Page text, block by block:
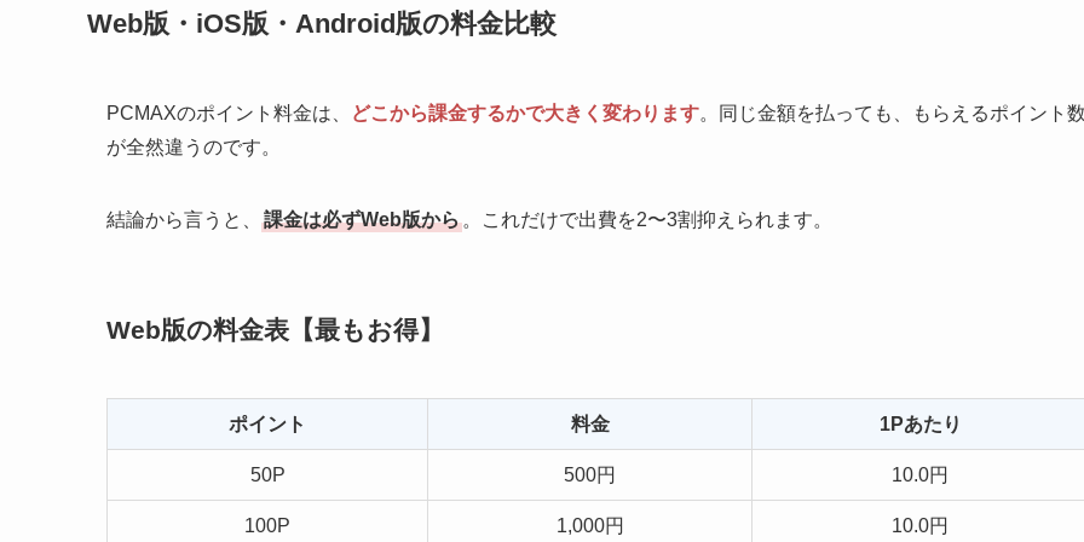
Web版・iOS版・Android版の料金比較
PCMAXのポイント料金は、 どこから課金するかで大きく変わります。同じ金額を払っても、もらえるポイント
が全然違うのです。
結論から言うと、 課金は必ずWeb版から 。これだけで出費を2〜3割抑えられます。
Web版の料金表【最もお得】
ポイント 料金 1Pあたり
50P 500円 10.0円
100P 1,000円 10.0円